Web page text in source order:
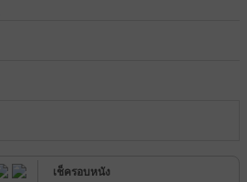
เช็ครอบหนัง